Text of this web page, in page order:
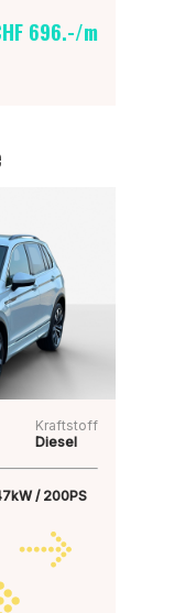
696.-/m
Kraftstoff
Diesel
/ 200PS